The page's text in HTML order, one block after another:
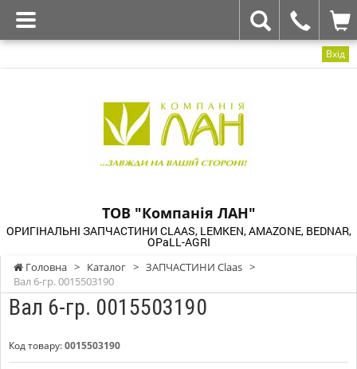
Вхід
ТОВ "Компанія ЛАН"
ОРИГІНАЛЬНІ ЗАПЧАСТИНИ CLAAS, LEMKEN, AMAZONE, BEDNAR,
OPaLL-AGRI
Головна > Каталог > ЗАПЧАСТИНИ Claas >
Вал 6-гр. 0015503190
Вал 6-гр. 0015503190
Код товару:0015503190